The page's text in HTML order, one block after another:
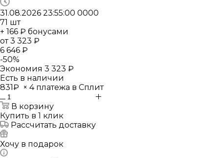
31.08.2026 23:55:00 0000
71 шт
+ 166 ₽ бонусами
от3 323 ₽
6 646 ₽
-50%
Экономия 3 323 ₽
Есть в наличии
831₽ × 4 платежа в Сплит
В корзину
Купить в 1 клик
Рассчитать доставку
Хочу в подарок